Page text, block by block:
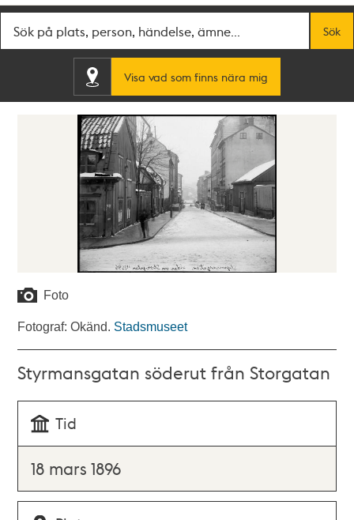
Sök
Visa vad som finns nära mig
Foto
Fotograf: Okänd. Stadsmuseet
Styrmansgatan söderut från Storgatan
Tid
18 mars 1896